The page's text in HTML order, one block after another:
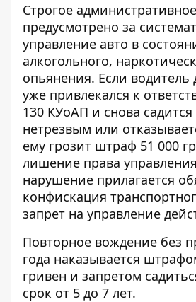
Строгое
предусмотрено за
управление авто в
алкогольного,
опьянения. Если водитель
уже привлекался к
130 КУоАП и снова садится
нетрезвым или
ему грозит штраф 51 000
лишение права
нарушение прилагается
конфискация
запрет на управление
Повторное вождение без
года наказывается
гривен и запретом
срок от 5 до 7 лет.